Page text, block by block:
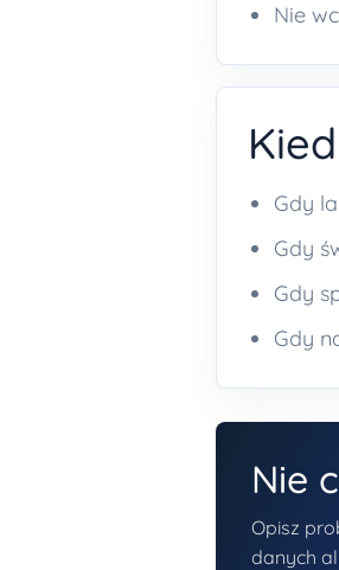
Nie
Gdy
Gdy
Gdy
Gdy
Nie
Opisz
danych